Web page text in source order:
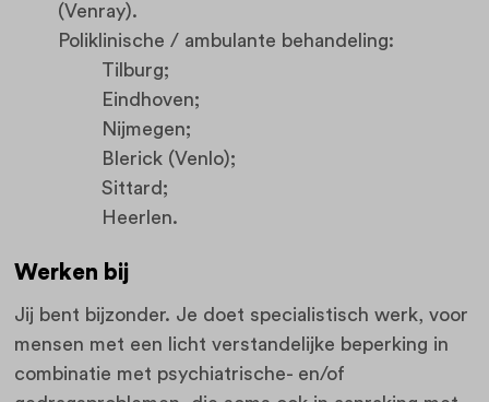
(Venray).
Poliklinische / ambulante behandeling:
Tilburg;
Eindhoven;
Nijmegen;
Blerick (Venlo);
Sittard;
Heerlen.
Werken bij
Jij bent bijzonder. Je doet specialistisch werk, voor
mensen met een licht verstandelijke beperking in
combinatie met psychiatrische- en/of